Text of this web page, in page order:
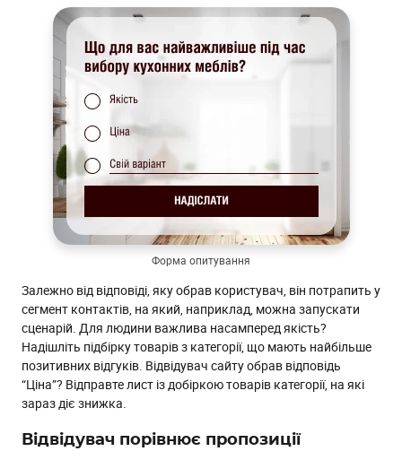
Форма опитування
Залежно від відповіді, яку обрав користувач, він потрапить у
сегмент контактів, на який, наприклад, можна запускати
сценарій. Для людини важлива насамперед якість?
Надішліть підбірку товарів з категорії, що мають найбільше
позитивних відгуків. Відвідувач сайту обрав відповідь
“Ціна”? Відправте лист із добіркою товарів категорії, на які
зараз діє знижка.
Відвідувач порівнює пропозиції